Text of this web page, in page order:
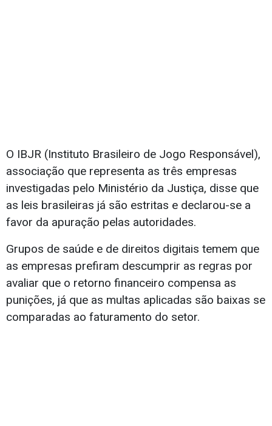
O IBJR (Instituto Brasileiro de Jogo Responsável),
associação que representa as três empresas
investigadas pelo Ministério da Justiça, disse que
as leis brasileiras já são estritas e declarou-se a
favor da apuração pelas autoridades.
Grupos de saúde e de direitos digitais temem que
as empresas prefiram descumprir as regras por
avaliar que o retorno financeiro compensa as
punições, já que as multas aplicadas são baixas se
comparadas ao faturamento do setor.